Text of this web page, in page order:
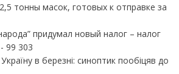
тонны масок, готовых к отправке за
придумал новый налог – налог
- 99 303
в березні: синоптик пообіцяв до